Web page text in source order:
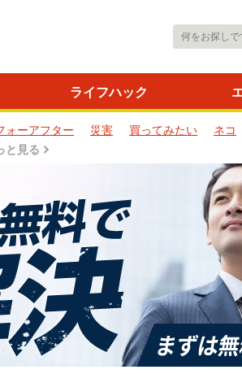
ライフハック
ォーアフター 災害 買ってみたい ネコ
と見る